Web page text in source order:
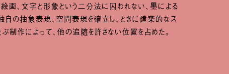
画、文字と形象という二分法に囚われない、墨による
自の抽象表現、空間表現を確立し、ときに建築的なス
制作によって、他の追随を許さない位置を占めた。